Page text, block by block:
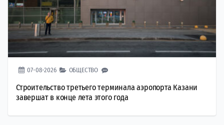
07-08-2026 ОБЩЕСТВО
Строительство третьего терминала аэропорта Казани
завершат в конце лета этого года